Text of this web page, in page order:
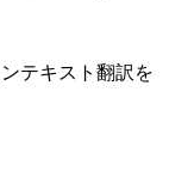
テキスト翻訳を